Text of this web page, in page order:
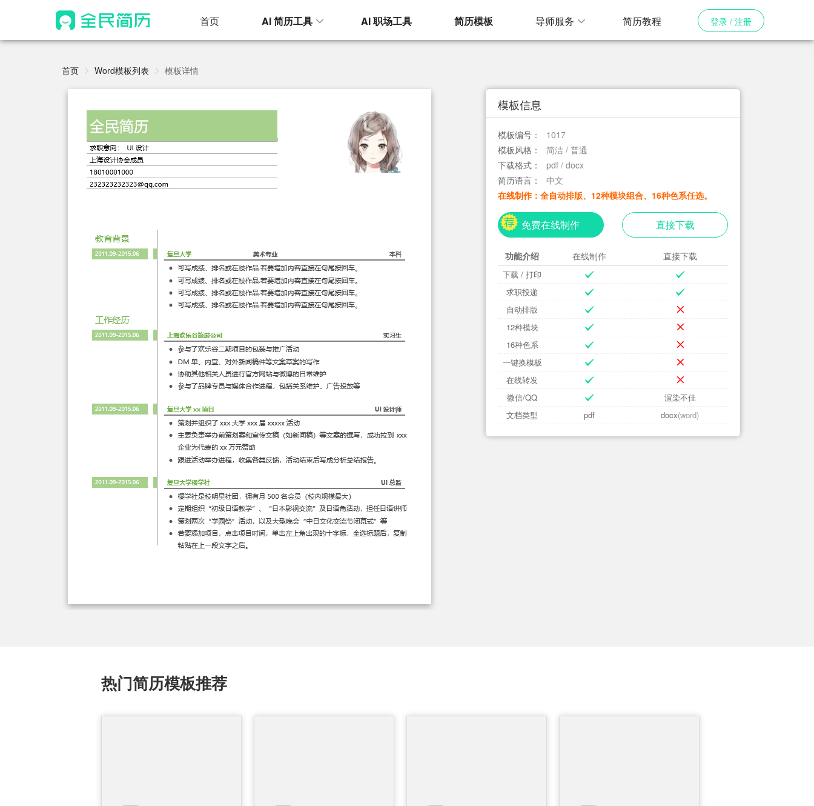
首页 AI 简历工具 AI 职场工具 简历模板 导师服务 简历教程 登录 / 注册
首页 Word模板列表 模板详情
模板信息
模板编号：
1017
模板风格：
简洁 / 普通
下载格式：
pdf / docx
简历语言：
中文
在线制作：全自动排版、12种模块组合、16种色系任选。
免费在线制作 直接下载
功能介绍 在线制作 直接下载
下载 / 打印
求职投递
自动排版
12种模块
16种色系
一键换模板
在线转发
微信/QQ
渲染不佳
文档类型
pdf docx(word)
热门简历模板推荐